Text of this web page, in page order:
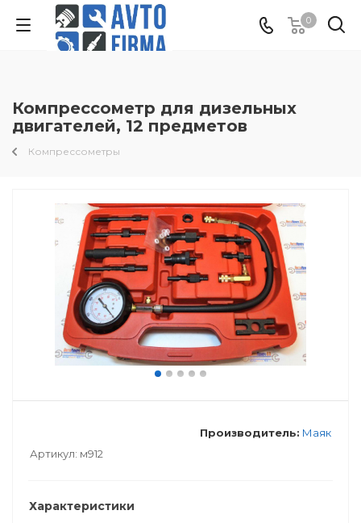
0
Компрессометр для дизельных
двигателей, 12 предметов
Компрессометры
Артикул: м912
Производитель: Маяк
Характеристики